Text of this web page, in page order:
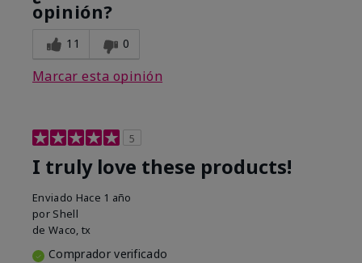
opinión?
11 0
Marcar esta opinión
5
I truly love these products!
Enviado Hace 1 año
por Shell
de Waco, tx
Comprador verificado